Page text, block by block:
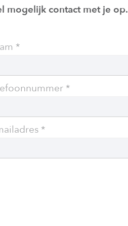
mogelijk contact met je op.